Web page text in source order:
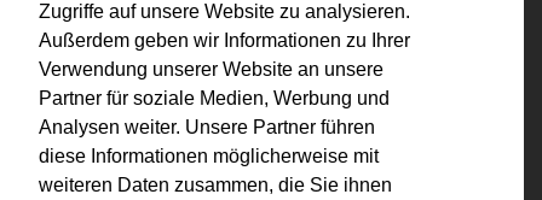
Zugriffe auf unsere Website zu analysieren.
Außerdem geben wir Informationen zu Ihrer
Verwendung unserer Website an unsere
Partner für soziale Medien, Werbung und
Analysen weiter. Unsere Partner führen
diese Informationen möglicherweise mit
weiteren Daten zusammen, die Sie ihnen
Kategorien: